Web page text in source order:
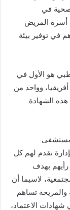
في
أسرة
المريض
في توفير بيئة
هو الأول في
أفريقيا، وواحد من
هذه
الشهادة
نقدم لهم كل
رأيهم بهدف
لاسيما
أن
والمريحة تساهم
شهادات
الاعتماد،